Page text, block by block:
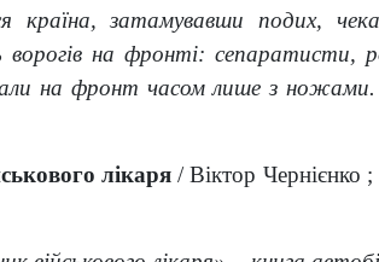
країна, затамувавши подих,
ворогів на фронті: сепаратисти,
на фронт часом лише з
лікаря / Віктор